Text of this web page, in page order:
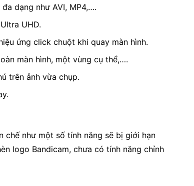
dạng như AVI, MP4,….
UHD.
ứng click chuột khi quay màn hình.
màn hình, một vùng cụ thể,….
trên ảnh vừa chụp.
chế như một số tính năng sẽ bị giới hạn
logo Bandicam, chưa có tính năng chỉnh